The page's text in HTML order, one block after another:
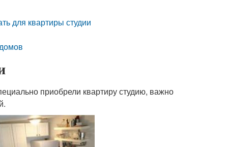
для квартиры студии
приобрели квартиру студию, важно